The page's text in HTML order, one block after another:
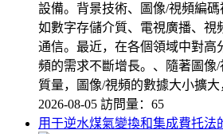
設備。背景技術、圖像/視頻編
如數字存儲介質、電視廣播、視
通信。最近，在各個領域中對高
頻的需求不斷增長。、隨著圖像
質量，圖像/視頻的數據大小擴
2026-08-05 訪問量：65
用于逆水煤氣變換和集成費托法